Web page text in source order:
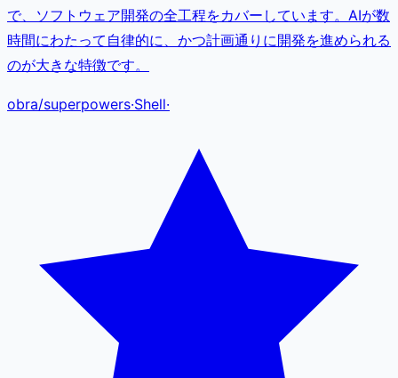
で、ソフトウェア開発の全工程をカバーしています。AIが数
時間にわたって自律的に、かつ計画通りに開発を進められる
のが大きな特徴です。
obra/superpowers·Shell·